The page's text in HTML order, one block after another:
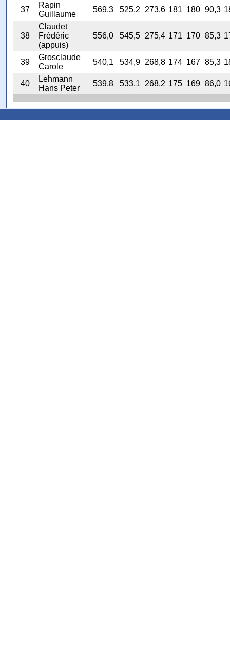
37
Rapin
Guillaume
569,3 525,2 273,6 181 180 90,3
38
Claudet
Frédéric
(appuis)
556,0 545,5 275,4 171 170 85,3
39
Grosclaude
Carole
540,1 534,9 268,8 174 167 85,3
40
Lehmann
Hans Peter
539,8 533,1 268,2 175 169 86,0